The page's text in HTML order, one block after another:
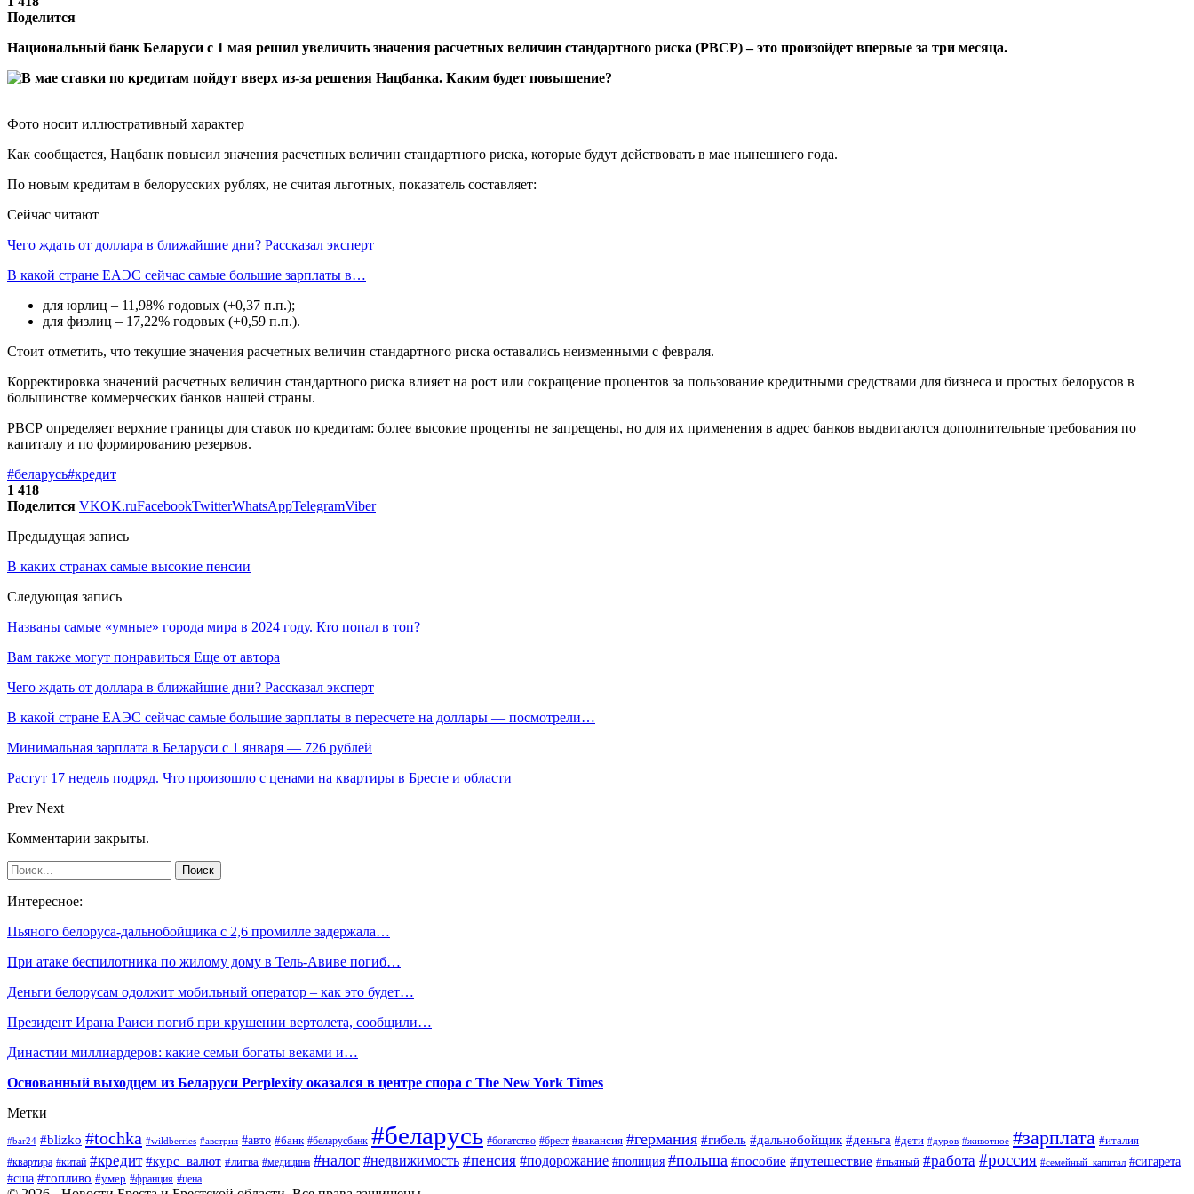
Поделится
Национальный банк Беларуси с 1 мая решил увеличить значения расчетных величин стандартного риска (РВСР) – это произойдет впервые за три месяца.
Фото носит иллюстративный характер
Как сообщается, Нацбанк повысил значения расчетных величин стандартного риска, которые будут действовать в мае нынешнего года.
По новым кредитам в белорусских рублях, не считая льготных, показатель составляет:
Сейчас читают
Чего ждать от доллара в ближайшие дни? Рассказал эксперт
В какой стране ЕАЭС сейчас самые большие зарплаты в…
для юрлиц – 11,98% годовых (+0,37 п.п.);
для физлиц – 17,22% годовых (+0,59 п.п.).
Стоит отметить, что текущие значения расчетных величин стандартного риска оставались неизменными с февраля.
Корректировка значений расчетных величин стандартного риска влияет на рост или сокращение процентов за пользование кредитными средствами для бизнеса и простых белорусов в
большинстве коммерческих банков нашей страны.
РВСР определяет верхние границы для ставок по кредитам: более высокие проценты не запрещены, но для их применения в адрес банков выдвигаются дополнительные требования по
капиталу и по формированию резервов.
#беларусь#кредит
1 418
Поделится VKOK.ruFacebookTwitterWhatsAppTelegramViber
Предыдущая запись
В каких странах самые высокие пенсии
Следующая запись
Названы самые «умные» города мира в 2024 году. Кто попал в топ?
Вам также могут понравиться Еще от автора
Чего ждать от доллара в ближайшие дни? Рассказал эксперт
В какой стране ЕАЭС сейчас самые большие зарплаты в пересчете на доллары — посмотрели…
Минимальная зарплата в Беларуси с 1 января — 726 рублей
Растут 17 недель подряд. Что произошло с ценами на квартиры в Бресте и области
Prev Next
Комментарии закрыты.
Интересное:
Пьяного белоруса-дальнобойщика с 2,6 промилле задержала…
При атаке беспилотника по жилому дому в Тель-Авиве погиб…
Деньги белорусам одолжит мобильный оператор – как это будет…
Президент Ирана Раиси погиб при крушении вертолета, сообщили…
Династии миллиардеров: какие семьи богаты веками и…
Основанный выходцем из Беларуси Perplexity оказался в центре спора с The New York Times
Метки
#bar24 #blizko #tochka #wildberries #австрия #авто #банк #беларусбанк #беларусь #богатство #брест #вакансия #германия #гибель #дальнобойщик #деньга #дети #дуров #животное #зарплата #италия
#квартира #китай #кредит #курс_валют #литва #медицина #налог #недвижимость #пенсия #подорожание #полиция #польша #пособие #путешествие #пьяный #работа #россия #семейный_капитал #сигарета
#сша #топливо #умер #франция #цена